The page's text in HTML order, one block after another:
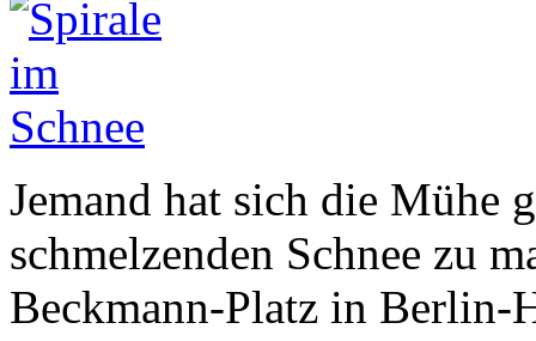
Jemand hat sich die Mühe
schmelzenden Schnee zu
Beckmann-Platz in Berlin-